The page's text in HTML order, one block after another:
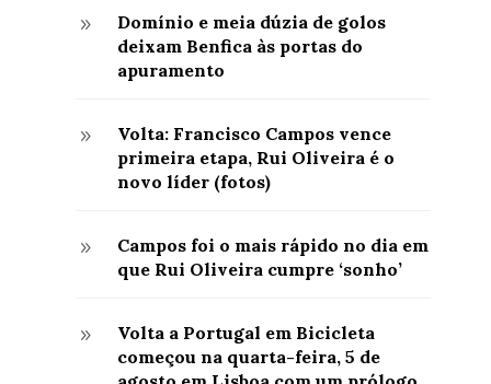
9
Domínio e meia dúzia de golos
deixam Benfica às portas do
apuramento
9
Volta: Francisco Campos vence
primeira etapa, Rui Oliveira é o
novo líder (fotos)
9
Campos foi o mais rápido no dia em
que Rui Oliveira cumpre ‘sonho’
9
Volta a Portugal em Bicicleta
começou na quarta-feira, 5 de